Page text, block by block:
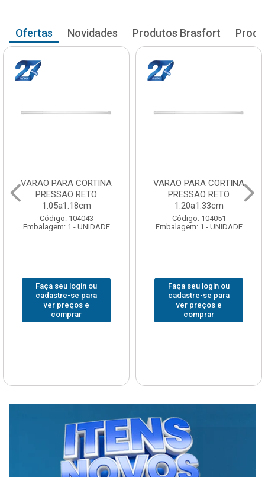
Ofertas Novidades Produtos Brasfort
VARAO PARA CORTINA
PRESSAO RETO
1.20a1.33cm
Código: 104051
Embalagem: 1 - UNIDADE
Faça seu login ou
cadastre-se para
ver preços e
comprar
VARAO PARA CORTINA
PRESSAO RETO
1.35a1.48cm
Código: 104060
Embalagem: 1 - UNIDADE
Faça seu login ou
cadastre-se para
ver preços e
comprar